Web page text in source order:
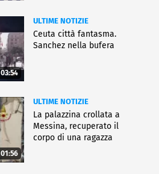
03:54
ULTIME NOTIZIE
Ceuta città fantasma.
Sanchez nella bufera
01:56
ULTIME NOTIZIE
La palazzina crollata a
Messina, recuperato il
corpo di una ragazza